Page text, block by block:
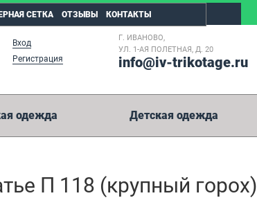
СЕТКА ОТЗЫВЫ КОНТАКТЫ
Вход
Регистрация
Г. ИВАНОВО,
УЛ. 1-АЯ ПОЛЕТНАЯ, Д. 20
info@iv-trikotage.ru
одежда Детская одежда
П 118 (крупный горох)
5 000 рублей